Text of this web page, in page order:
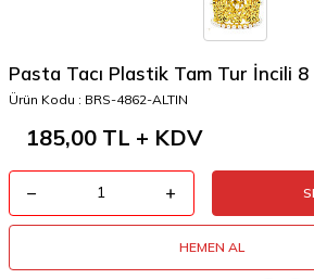
Pasta Tacı Plastik Tam Tur İncili 8
Ürün Kodu : BRS-4862-ALTIN
185,00 TL + KDV
HEMEN AL